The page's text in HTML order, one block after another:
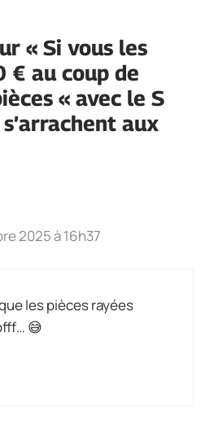
« Si vous les
€ au coup de
« avec le S
aux
2025 à 16h37
les pièces rayées
😅